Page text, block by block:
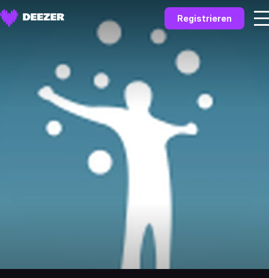
Registrieren